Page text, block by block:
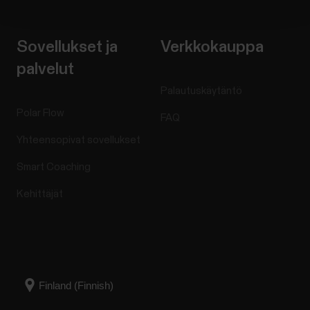
Sovellukset ja
palvelut
Verkkokauppa